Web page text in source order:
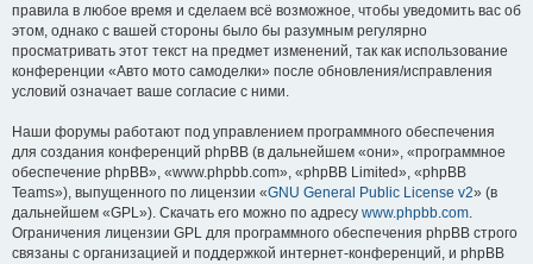
правила в любое время и сделаем всё возможное, чтобы уведомить вас об
этом, однако с вашей стороны было бы разумным регулярно
просматривать этот текст на предмет изменений, так как использование
конференции «Авто мото самоделки» после обновления/исправления
условий означает ваше согласие с ними.
Наши форумы работают под управлением программного обеспечения
для создания конференций phpBB (в дальнейшем «они», «программное
обеспечение phpBB», «www.phpbb.com», «phpBB Limited», «phpBB
Teams»), выпущенного по лицензии «GNU General Public License v2» (в
дальнейшем «GPL»). Скачать его можно по адресу www.phpbb.com.
Ограничения лицензии GPL для программного обеспечения phpBB строго
связаны с организацией и поддержкой интернет-конференций, и phpBB